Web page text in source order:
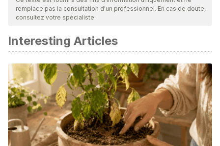
actualité et leur validité. La bibliographie de cet article a été
ou scientifique
Bados, A. (2009). Fobias específicas. Departament de
personalitat, Avaluacio y Tractament Psicologics:
Universidad de Barcelona.
Delgado RAC, Sánchez LJV. Miedo, fobias y sus
tratamientos. Rev Elec Psic Izt. 2019;22(2):798-833.
remplace pas la consultation d'un professionnel. En cas de doute,
consultez votre spécialiste.
Interesting Articles